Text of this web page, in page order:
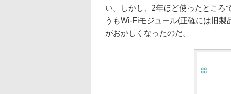
い。しかし、2年ほど使ったところ
うもWi-Fiモジュール(正確には旧
がおかしくなったのだ。